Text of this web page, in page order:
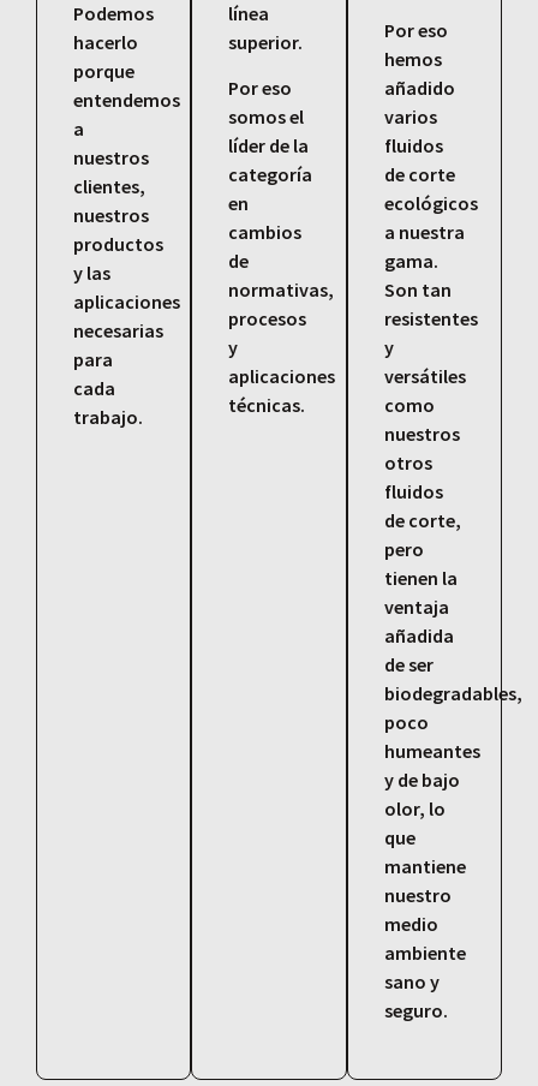
Podemos
hacerlo
porque
entendemos
a
nuestros
clientes,
nuestros
productos
y las
aplicaciones
necesarias
para
cada
trabajo.
línea
superior.
Por eso
somos el
líder de la
categoría
en
cambios
de
normativas,
procesos
y
aplicaciones
técnicas.
Por eso
hemos
añadido
varios
fluidos
de corte
ecológicos
a nuestra
gama.
Son tan
resistentes
y
versátiles
como
nuestros
otros
fluidos
de corte,
pero
tienen la
ventaja
añadida
de ser
biodegradables,
poco
humeantes
y de bajo
olor, lo
que
mantiene
nuestro
medio
ambiente
sano y
seguro.